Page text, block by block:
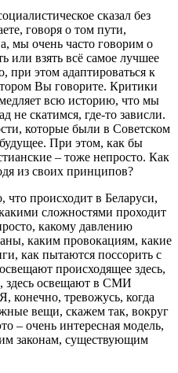
сказал без
говоря о том пути,
мы очень часто говорим о
или взять всё самое лучшее
при этом адаптироваться к
Вы говорите. Критики
всю историю, что мы
не скатимся, где-то зависли.
которые были в Советском
При этом, как бы
– тоже непросто. Как
из своих принципов?
происходит в Беларуси,
сложностями проходит
какому давлению
каким провокациям, какие
как пытаются поссорить с
происходящее здесь,
здесь освещают в СМИ
конечно, тревожусь, когда
вещи, скажем так, вокруг
– очень интересная модель,
законам, существующим